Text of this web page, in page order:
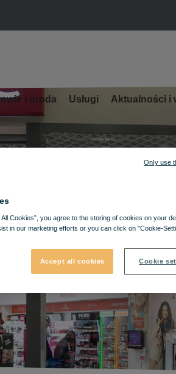
i uroda Usługi Aktualności i
Cookies”, you agree to the storing of cookies on your
in our marketing efforts or you can click on "Cookie-
Accept all cookies Cookie
Only use